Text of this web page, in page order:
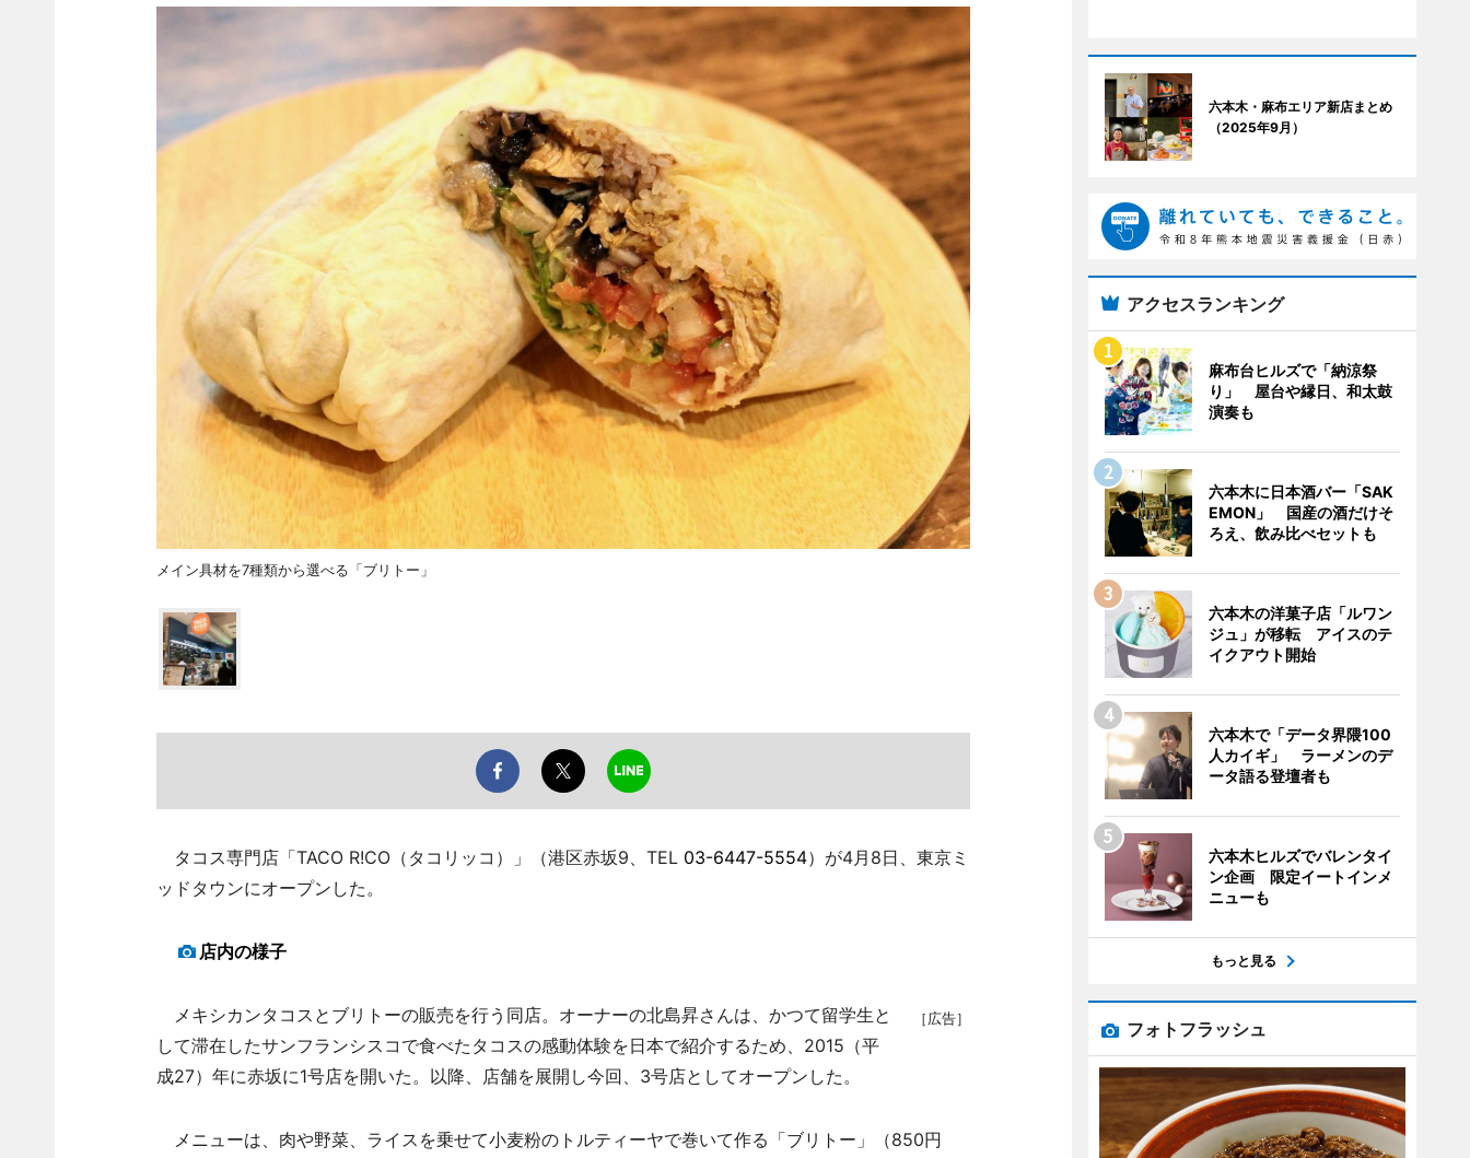
メイン具材を7種類から選べる「ブリトー」
タコス専門店「TACO R!CO（タコリッコ）」（港区赤坂9、TEL 03-6447-5554）が4月8日、東京ミ
ッドタウンにオープンした。
店内の様子
［広告］
メキシカンタコスとブリトーの販売を行う同店。オーナーの北島昇さんは、かつて留学生と
して滞在したサンフランシスコで食べたタコスの感動体験を日本で紹介するため、2015（平
成27）年に赤坂に1号店を開いた。以降、店舗を展開し今回、3号店としてオープンした。
メニューは、肉や野菜、ライスを乗せて小麦粉のトルティーヤで巻いて作る「ブリトー」（850円
六本木・麻布エリア新店まとめ
（2025年9月）
アクセスランキング
麻布台ヒルズで「納涼祭
り」 屋台や縁日、和太鼓
演奏も
六本木に日本酒バー「SAK
EMON」 国産の酒だけそ
ろえ、飲み比べセットも
六本木の洋菓子店「ルワン
ジュ」が移転 アイスのテ
イクアウト開始
六本木で「データ界隈100
人カイギ」 ラーメンのデ
ータ語る登壇者も
六本木ヒルズでバレンタイ
ン企画 限定イートインメ
ニューも
もっと見る
フォトフラッシュ